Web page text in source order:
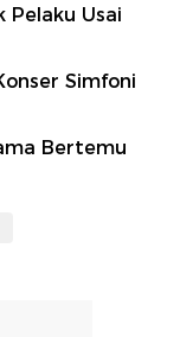
Pelaku Usai
Simfoni
Bertemu